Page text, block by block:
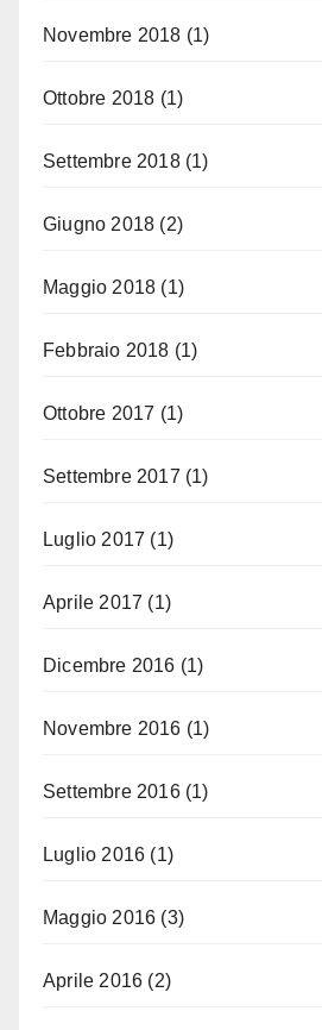
Novembre 2018 (1)
Ottobre 2018 (1)
Settembre 2018(1)
Giugno 2018 (2)
Maggio 2018 (1)
Febbraio 2018 (1)
Ottobre 2017 (1)
Settembre 2017 (1)
Luglio 2017 (1)
Aprile 2017 (1)
Dicembre 2016 (1)
Novembre 2016 (1)
Settembre 2016(1)
Luglio 2016 (1)
Maggio 2016 (3)
Aprile 2016 (2)